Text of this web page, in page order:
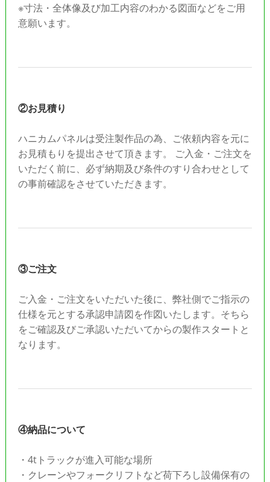
※寸法・全体像及び加工内容のわかる図面などをご用
意願います。
②お見積り
ハニカムパネルは受注製作品の為、ご依頼内容を元に
お見積もりを提出させて頂きます。 ご入金・ご注文を
いただく前に、必ず納期及び条件のすり合わせとして
の事前確認をさせていただきます。
③ご注文
ご入金・ご注文をいただいた後に、弊社側でご指示の
仕様を元とする承認申請図を作図いたします。そちら
をご確認及びご承認いただいてからの製作スタートと
なります。
④納品について
・4tトラックが進入可能な場所
・クレーンやフォークリフトなど荷下ろし設備保有の